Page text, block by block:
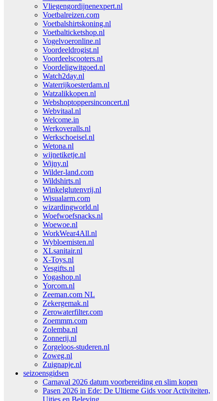
Vliegengordijnenexpert.nl
Voetbalreizen.com
Voetbalshirtskoning.nl
Voetbalticketshop.nl
Vogelvoeronline.nl
Voordeeldrogist.nl
Voordeelscooters.nl
Voordeligwitgoed.nl
Watch2day.nl
Waterrijkoesterdam.nl
Watzalikkopen.nl
Webshoptoppersinconcert.nl
Webvitaal.nl
Welcome.in
Werkoveralls.nl
Werkschoeisel.nl
Wetona.nl
wijnetiketje.nl
Wijny.nl
Wilder-land.com
Wildshirts.nl
Winkelglutenvrij.nl
Wisualarm.com
wizardingworld.nl
Woefwoefsnacks.nl
Woewoe.nl
WorkWear4All.nl
Wybloemisten.nl
XLsanitair.nl
X-Toys.nl
Yesgifts.nl
Yogashop.nl
Yorcom.nl
Zeeman.com NL
Zekergemak.nl
Zerowaterfilter.com
Zoemmm.com
Zolemba.nl
Zonnerij.nl
Zorgeloos-studeren.nl
Zoweg.nl
Zuignapje.nl
seizoensgidsen
Carnaval 2026 datum voorbereiding en slim kopen
Pasen 2026 in Ede: De Ultieme Gids voor Activiteiten,
Uitjes en Beleving